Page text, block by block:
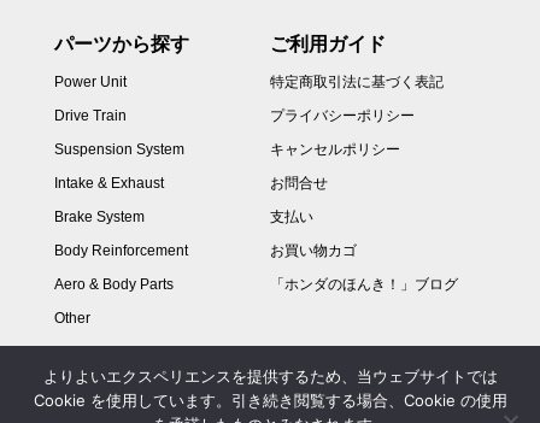
パーツから探す
Power Unit
Drive Train
Suspension System
Intake & Exhaust
Brake System
Body Reinforcement
Aero & Body Parts
Other
ご利用ガイド
特定商取引法に基づく表記
プライバシーポリシー
キャンセルポリシー
お問合せ
支払い
お買い物カゴ
「ホンダのほんき！」ブログ
よりよいエクスペリエンスを提供するため、当ウェブサイトでは
Cookie を使用しています。引き続き閲覧する場合、Cookie の使用